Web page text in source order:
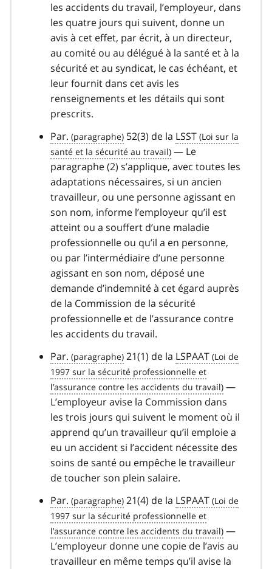
les accidents du travail, l’employeur, dans
les quatre jours qui suivent, donne un
avis à cet effet, par écrit, à un directeur,
au comité ou au délégué à la santé et à la
sécurité et au syndicat, le cas échéant, et
leur fournit dans cet avis les
renseignements et les détails qui sont
prescrits.
Par.
52(3) de la LSST
— Le
paragraphe (2) s’applique, avec toutes les
adaptations nécessaires, si un ancien
travailleur, ou une personne agissant en
son nom, informe l’employeur qu’il est
atteint ou a souffert d’une maladie
professionnelle ou qu’il a en personne,
ou par l’intermédiaire d’une personne
agissant en son nom, déposé une
demande d’indemnité à cet égard auprès
de la Commission de la sécurité
professionnelle et de l’assurance contre
les accidents du travail.
Par.
21(1) de la LSPAAT
—
L’employeur avise la Commission dans
les trois jours qui suivent le moment où il
apprend qu’un travailleur qu’il emploie a
eu un accident si l’accident nécessite des
soins de santé ou empêche le travailleur
de toucher son plein salaire.
Par.
21(4) de la LSPAAT
—
L’employeur donne une copie de l’avis au
travailleur en même temps qu’il avise la